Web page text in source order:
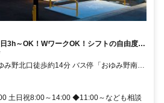
～OK！WワークOK！シフトの自由度の
み野北口徒歩約14分 バス停「おゆみ野南」
土日祝8:00～14:00 ◆11:00～なども相談